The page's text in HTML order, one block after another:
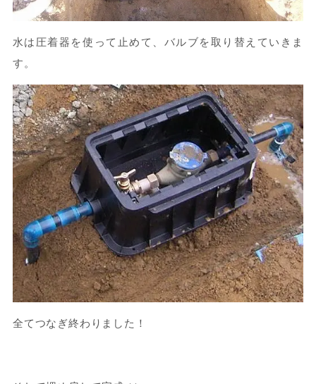
水は圧着器を使って止めて、バルブを取り替えていきま
す。
全てつなぎ終わりました！